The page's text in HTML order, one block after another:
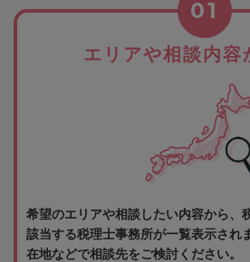
エリアや相談内容
01
希望のエリアや相談したい内容から、
該当する税理士事務所が一覧表示され
在地などで相談先をご検討ください。